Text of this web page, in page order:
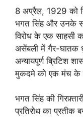
8 अप्रैल, 1929 को
भगत सिंह और उनके
विरोध के एक साहसी
असेंबली में गैर-घातक
अन्यायपूर्ण ब्रिटिश
मुकदमे को एक मंच के
भगत सिंह की
प्रतिरोध का प्रतीक